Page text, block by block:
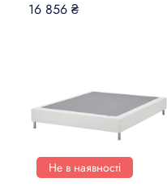
16 856 ₴
Не в наявності